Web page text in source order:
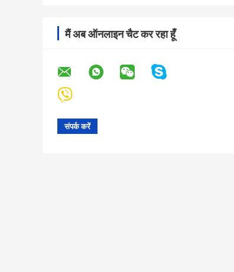
मैं अब ऑनलाइन चैट कर रहा हूँ